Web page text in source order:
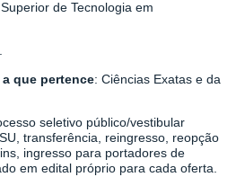
de Tecnologia em
que pertence: Ciências Exatas e da
seletivo público/vestibular
transferência, reingresso, reopção
ingresso para portadores de
em edital próprio para cada oferta.